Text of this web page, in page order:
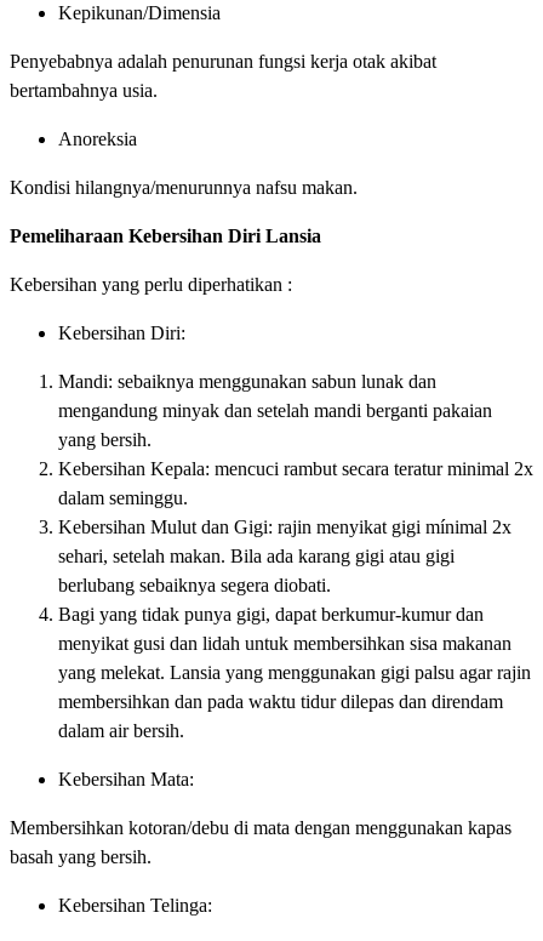
Kepikunan/Dimensia
Penyebabnya adalah penurunan fungsi kerja otak akibat
bertambahnya usia.
Anoreksia
Kondisi hilangnya/menurunnya nafsu makan.
Pemeliharaan Kebersihan Diri Lansia
Kebersihan yang perlu diperhatikan :
Kebersihan Diri:
Mandi: sebaiknya menggunakan sabun lunak dan
mengandung minyak dan setelah mandi berganti pakaian
yang bersih.
Kebersihan Kepala: mencuci rambut secara teratur minimal 2x
dalam seminggu.
Kebersihan Mulut dan Gigi: rajin menyikat gigi mínimal 2x
sehari, setelah makan. Bila ada karang gigi atau gigi
berlubang sebaiknya segera diobati.
Bagi yang tidak punya gigi, dapat berkumur-kumur dan
menyikat gusi dan lidah untuk membersihkan sisa makanan
yang melekat. Lansia yang menggunakan gigi palsu agar rajin
membersihkan dan pada waktu tidur dilepas dan direndam
dalam air bersih.
Kebersihan Mata:
Membersihkan kotoran/debu di mata dengan menggunakan kapas
basah yang bersih.
Kebersihan Telinga: